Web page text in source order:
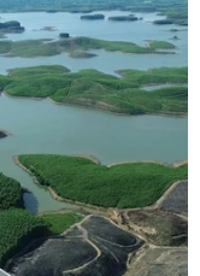
AFP/TTXVN)
giá dầu thế giới
từ đầu năm
các lệnh
cung dầu thô
qua đó càng hỗ